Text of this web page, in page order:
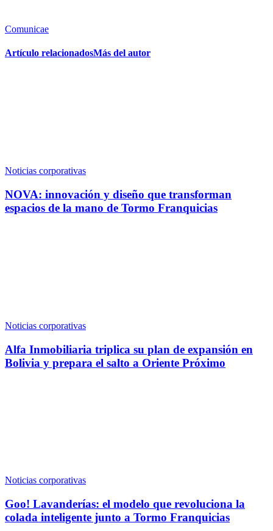
Comunicae
Artículo relacionadosMás del autor
Noticias corporativas
NOVA: innovación y diseño que transforman
espacios de la mano de Tormo Franquicias
Noticias corporativas
Alfa Inmobiliaria triplica su plan de expansión en
Bolivia y prepara el salto a Oriente Próximo
Noticias corporativas
Goo! Lavanderías: el modelo que revoluciona la
colada inteligente junto a Tormo Franquicias